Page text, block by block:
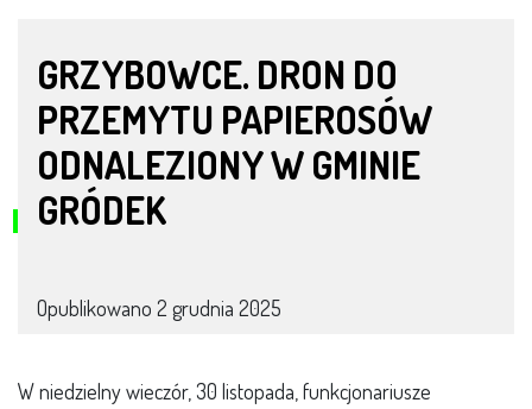
GRZYBOWCE. DRON DO
PRZEMYTU PAPIEROSÓW
ODNALEZIONY W GMINIE
GRÓDEK
Opublikowano 2 grudnia 2025
W niedzielny wieczór, 30 listopada, funkcjonariusze